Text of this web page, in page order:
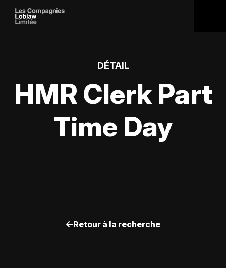
DÉTAIL
HMR Clerk Part
Time Day
Retour à la recherche